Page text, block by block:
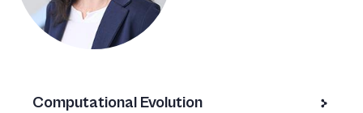
Computational Evolution